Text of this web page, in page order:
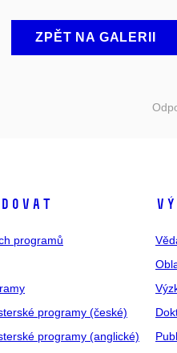
ZPĚT NA GALERII
programů
programy (české)
programy (anglické)